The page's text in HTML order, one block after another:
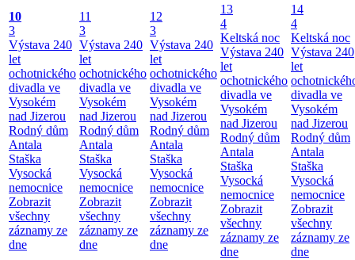
10
3
Výstava 240
let
ochotnického
divadla ve
Vysokém
nad Jizerou
Rodný dům
Antala
Staška
Vysocká
nemocnice
Zobrazit
všechny
záznamy ze
dne
11
3
Výstava 240
let
ochotnického
divadla ve
Vysokém
nad Jizerou
Rodný dům
Antala
Staška
Vysocká
nemocnice
Zobrazit
všechny
záznamy ze
dne
12
3
Výstava 240
let
ochotnického
divadla ve
Vysokém
nad Jizerou
Rodný dům
Antala
Staška
Vysocká
nemocnice
Zobrazit
všechny
záznamy ze
dne
13
4
Keltská noc
Výstava 240
let
ochotnického
divadla ve
Vysokém
nad Jizerou
Rodný dům
Antala
Staška
Vysocká
nemocnice
Zobrazit
všechny
záznamy ze
dne
14
4
Keltská noc
Výstava 240
let
divadla ve
Vysokém
nad Jizerou
Rodný dům
Antala
Staška
Vysocká
nemocnice
Zobrazit
všechny
záznamy ze
dne